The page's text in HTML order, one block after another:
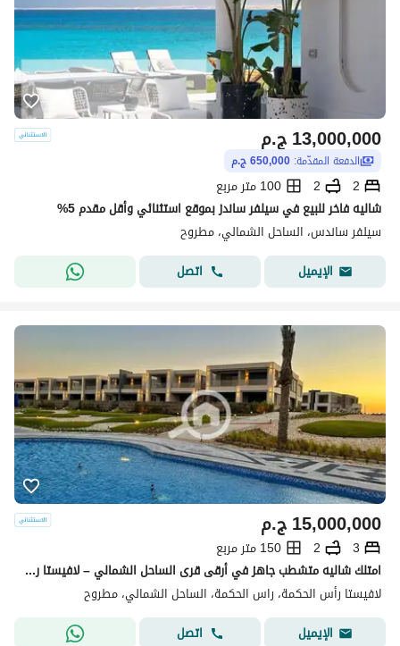
ج.م13,000,000
الدفعة المقدّمة: 650,000 ج.م
2
2
100 متر مربع
شاليه فاخر للبيع في سيلفر ساندز بموقع استثنائي وأقل مقدم 5%
سيلفر ساندس، الساحل الشمالي، مطروح
الإيميل
اتصل
ج.م15,000,000
3
2
150 متر مربع
امتلك شاليه متشطب جاهز في أرقى قرى الساحل الشمالي – لافيستا رأس الحكمة
لافيستا رأس الحكمة، راس الحكمة، الساحل الشمالي، مطروح
الإيميل
اتصل